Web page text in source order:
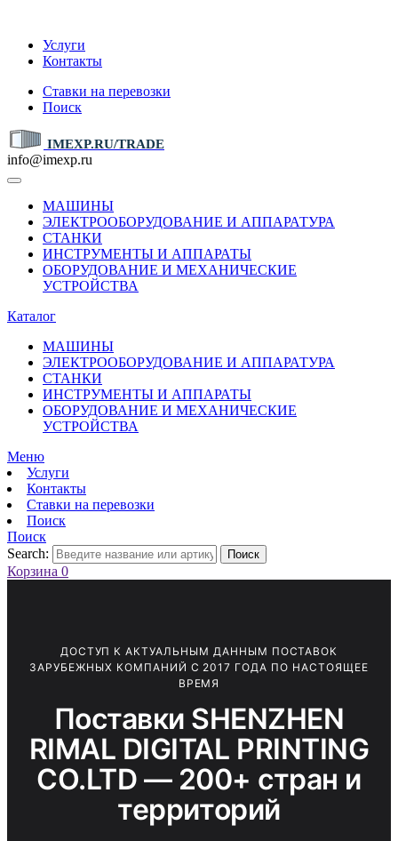
Услуги
Контакты
Ставки на перевозки
Поиск
IMEXP.RU/TRADE
info@imexp.ru
МАШИНЫ
ЭЛЕКТРООБОРУДОВАНИЕ И АППАРАТУРА
СТАНКИ
ИНСТРУМЕНТЫ И АППАРАТЫ
ОБОРУДОВАНИЕ И МЕХАНИЧЕСКИЕ
УСТРОЙСТВА
Каталог
МАШИНЫ
ЭЛЕКТРООБОРУДОВАНИЕ И АППАРАТУРА
СТАНКИ
ИНСТРУМЕНТЫ И АППАРАТЫ
ОБОРУДОВАНИЕ И МЕХАНИЧЕСКИЕ
УСТРОЙСТВА
Меню
Услуги
Контакты
Ставки на перевозки
Поиск
Поиск
Search:
Поиск
Корзина 0
ДОСТУП К АКТУАЛЬНЫМ ДАННЫМ ПОСТАВОК
ЗАРУБЕЖНЫХ КОМПАНИЙ С 2017 ГОДА ПО НАСТОЯЩЕЕ
ВРЕМЯ
Поставки SHENZHEN
RIMAL DIGITAL PRINTING
CO.LTD — 200+ стран и
территорий